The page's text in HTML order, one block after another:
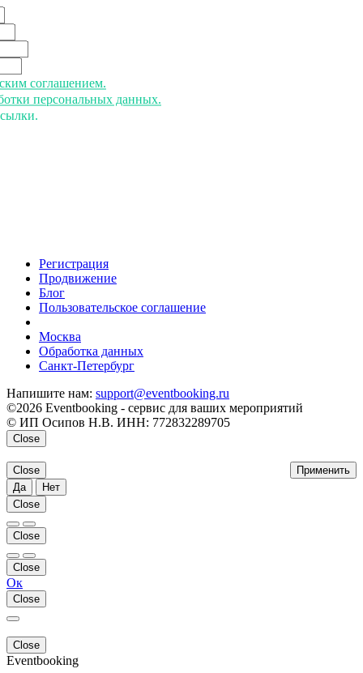
соглашением.
персональных данных.
Регистрация
Продвижение
Блог
Пользовательское соглашение
Москва
Обработка данных
Санкт-Петербург
Напишите нам: support@eventbooking.ru
©2026 Eventbooking - сервис для ваших мероприятий
© ИП Осипов Н.В. ИНН: 772832289705
Close
Применить
Close
Да
Нет
Close
Close
Close
Ок
Close
Close
Eventbooking